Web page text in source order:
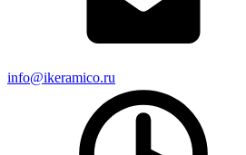
info@ikeramico.ru